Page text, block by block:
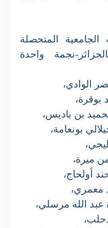
المتحصلة
نجمة واحدة
الوادي،
بن باديس،
بونعامة،
ميرة،
أولحاج،
معمري،
عبد الله مرسلي،